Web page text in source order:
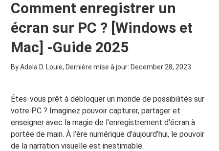
Comment enregistrer un
écran sur PC ? [Windows et
Mac] -Guide 2025
By Adela D. Louie, Dernière mise à jour: December 28, 2023
Êtes-vous prêt à débloquer un monde de possibilités sur
votre PC ? Imaginez pouvoir capturer, partager et
enseigner avec la magie de l'enregistrement d'écran à
portée de main. À l’ère numérique d’aujourd’hui, le pouvoir
de la narration visuelle est inestimable.